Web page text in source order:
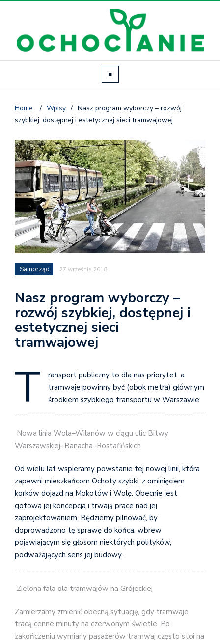
Home / Wpisy / Nasz program wyborczy – rozwój
szybkiej, dostępnej i estetycznej sieci tramwajowej
Samorząd 27 września 2018
Nasz program wyborczy –
rozwój szybkiej, dostępnej i
estetycznej sieci
tramwajowej
T
ransport publiczny to dla nas priorytet, a
tramwaje powinny być (obok metra) głównym
środkiem szybkiego transportu w Warszawie:
Nowa linia Wola–Wilanów w ciągu ulic Bitwy
Warszawskiej–Banacha–Rostafińskich
Od wielu lat wspieramy powstanie tej nowej linii, która
zapewni mieszkańcom Ochoty szybki, z ominięciem
korków dojazd na Mokotów i Wolę. Obecnie jest
gotowa jej koncepcja i trwają prace nad jej
zaprojektowaniem. Będziemy pilnować, by
doprowadzono tę sprawę do końca, wbrew
pojawiającym się głosom niektórych polityków,
podważających sens jej budowy.
Zielona fala dla tramwajów na Grójeckiej
Zamierzamy zmienić obecną sytuację, gdy tramwaje
tracą cenne minuty na czerwonym świetle. Po
zakończeniu wymiany pasażerów tramwaj często stoi na